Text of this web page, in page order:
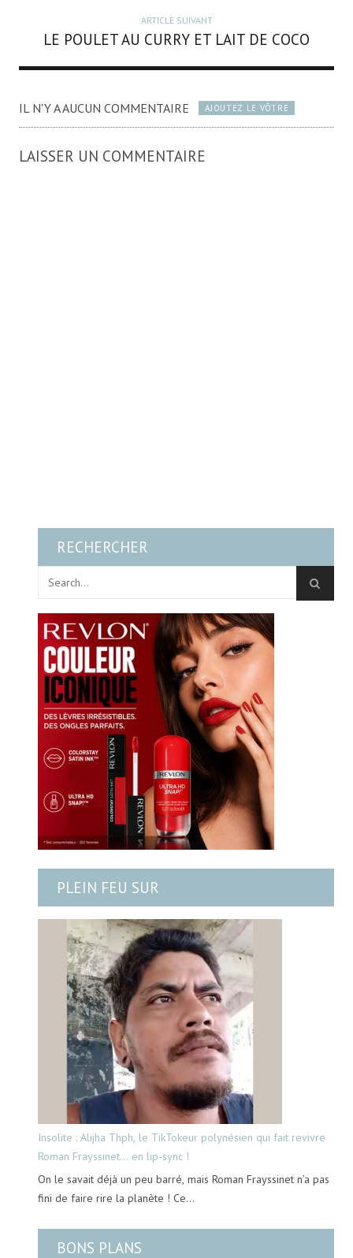
ARTICLE SUIVANT
LE POULET AU CURRY ET LAIT DE COCO
IL N'Y A AUCUN COMMENTAIRE AJOUTEZ LE VÔTRE
LAISSER UN COMMENTAIRE
RECHERCHER
PLEIN FEU SUR
Insolite : Alijha Thph, le TikTokeur polynésien qui fait revivre
Roman Frayssinet… en lip-sync !
On le savait déjà un peu barré, mais Roman Frayssinet n’a pas
fini de faire rire la planète ! Ce…
BONS PLANS